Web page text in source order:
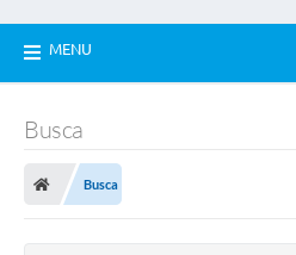
MENU
Busca
Busca